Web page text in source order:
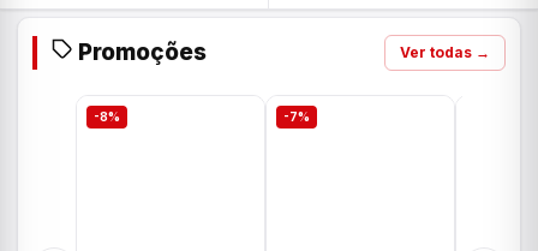
Promoções Ver todas →
-8% -7%